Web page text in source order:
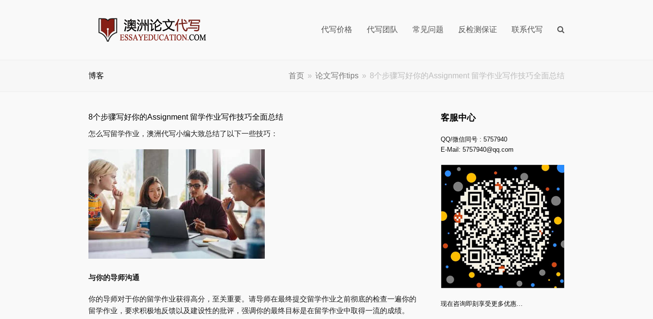
代写价格 代写团队 常见问题 反检测保证 联系代写
博客 首页 » 论文写作tips » 8个步骤写好你的Assignment 留学作业写作技巧全面总结
8个步骤写好你的Assignment 留学作业写作技巧全面总结
怎么写留学作业，澳洲代写小编大致总结了以下一些技巧：
与你的导师沟通
你的导师对于你的留学作业获得高分，至关重要。请导师在最终提交留学作业之前彻底的检查一遍你的
留学作业，要求积极地反馈以及建设性的批评，强调你的最终目标是在留学作业中取得一流的成绩。
客服中心
QQ/微信同号 : 5757940
E-Mail:5757940@qq.com
现在咨询即刻享受更多优惠…